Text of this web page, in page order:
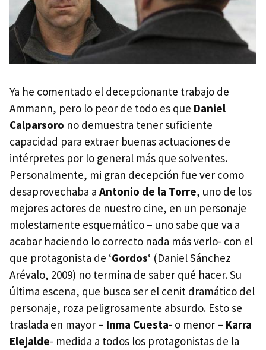
Ya he comentado el decepcionante trabajo de
Ammann, pero lo peor de todo es que Daniel
Calparsoro no demuestra tener suficiente
capacidad para extraer buenas actuaciones de
intérpretes por lo general más que solventes.
Personalmente, mi gran decepción fue ver como
desaprovechaba a Antonio de la Torre, uno de los
mejores actores de nuestro cine, en un personaje
molestamente esquemático – uno sabe que va a
acabar haciendo lo correcto nada más verlo- con el
que protagonista de ‘Gordos‘ (Daniel Sánchez
Arévalo, 2009) no termina de saber qué hacer. Su
última escena, que busca ser el cenit dramático del
personaje, roza peligrosamente absurdo. Esto se
traslada en mayor – Inma Cuesta- o menor – Karra
Elejalde- medida a todos los protagonistas de la